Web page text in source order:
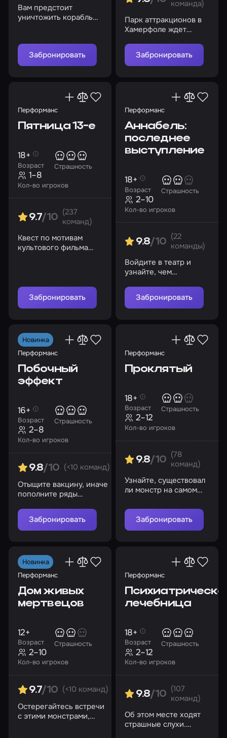
Вам предстоит
уничтожить корабль
чтобы выжить
Забронировать
команда)
Парк аттракционов в
Хамерфоле ждет
показать
незабываемое шоу в
их жизни
Забронировать
Перформанс
Пятница 13-е
Возраст
18+
Страшность
Кол-во игроков
1–8
9.7/10
(237
команд)
Квест по мотивам
культового фильма
Забронировать
Перформанс
Аннабель:
последнее
выступление
Возраст
18+
Страшность
Кол-во игроков
2–10
9.8/10
(22
команды)
Войдите в театр и
узнайте, чем
представление
Забронировать
Новинка
Перформанс
Побочный
эффект
Возраст
16+
Страшность
Кол-во игроков
2–8
9.8/10 (<10 команд)
Отыщите вакцину, иначе
пополните ряды
Забронировать
Перформанс
Проклятый
Возраст
18+
Страшность
Кол-во игроков
2–12
9.8/10
(78
команд)
Узнайте, существовал
ли монстр на самом
Забронировать
Новинка
Перформанс
Дом живых
мертвецов
Возраст
12+
Страшность
Кол-во игроков
2–10
9.7/10 (<10 команд)
Остерегайтесь встречи
с этими монстрами,
Перформанс
лечебница
Возраст
18+
Страшность
Кол-во игроков
2–12
9.8/10
(107
команд)
Об этом месте ходят
страшные слухи.